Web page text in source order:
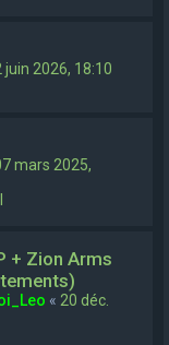
juin 2026, 18:10
mars 2025,
+ Zion Arms
« 20 déc.